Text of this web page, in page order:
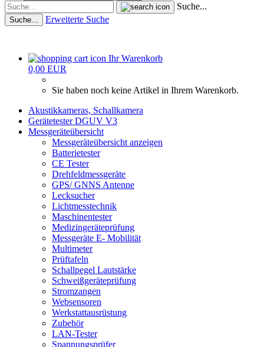
Suche...
Suche... Erweiterte Suche
Ihr Warenkorb
0,00 EUR
Sie haben noch keine Artikel in Ihrem Warenkorb.
Akustikkameras, Schallkamera
Gerätetester DGUV V3
Messgeräteübersicht
Messgeräteübersicht anzeigen
Batterietester
CE Tester
Drehfeldmessgeräte
GPS/ GNNS Antenne
Lecksucher
Lichtmesstechnik
Maschinentester
Medizingeräteprüfung
Messgeräte E- Mobilität
Multimeter
Prüftafeln
Schallpegel Lautstärke
Schweißgeräteprüfung
Stromzangen
Websensoren
Werkstattausrüstung
Zubehör
LAN-Tester
Spannungsprüfer